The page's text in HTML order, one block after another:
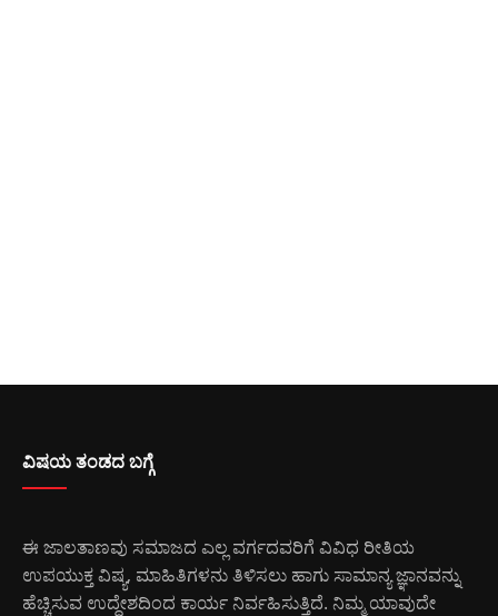
ವಿಷಯ ತಂಡದ ಬಗ್ಗೆ
ಈ ಜಾಲತಾಣವು ಸಮಾಜದ ಎಲ್ಲ ವರ್ಗದವರಿಗೆ ವಿವಿಧ ರೀತಿಯ
ಉಪಯುಕ್ತ ವಿಷ್ಯ, ಮಾಹಿತಿಗಳನು ತಿಳಿಸಲು ಹಾಗು ಸಾಮಾನ್ಯ ಜ್ಞಾನವನ್ನು
ಹೆಚ್ಚಿಸುವ ಉದ್ದೇಶದಿಂದ ಕಾರ್ಯ ನಿರ್ವಹಿಸುತ್ತಿದೆ. ನಿಮ್ಮ ಯಾವುದೇ